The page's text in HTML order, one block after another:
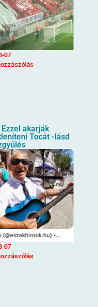
07
akarják
Tocát -lásd
07